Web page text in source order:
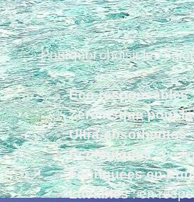
Pourquoi choisir les
Éco-responsables
Zéro risque pour
Ultra-absorbantes:
Écologiques: en
Fabriquées en
Lavables: en